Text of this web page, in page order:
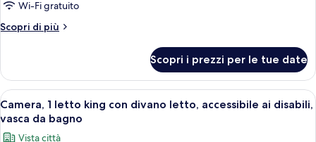
(+
Floor)
Wi-Fi gratuito
Scopri di più
Altri
letti
multipli
(+
Sofabed,
Scopri i prezzi per le tue date
Apri
tutte
le
Una moderna camera d'albergo
10
Camera, 1 letto king con divano letto, accessibile ai disabili,
vasca da bagno
Vista città